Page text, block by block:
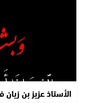
الأستاذ عزيز بن